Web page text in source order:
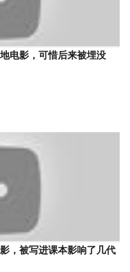
电影，可惜后来被埋没
，被写进课本影响了几代